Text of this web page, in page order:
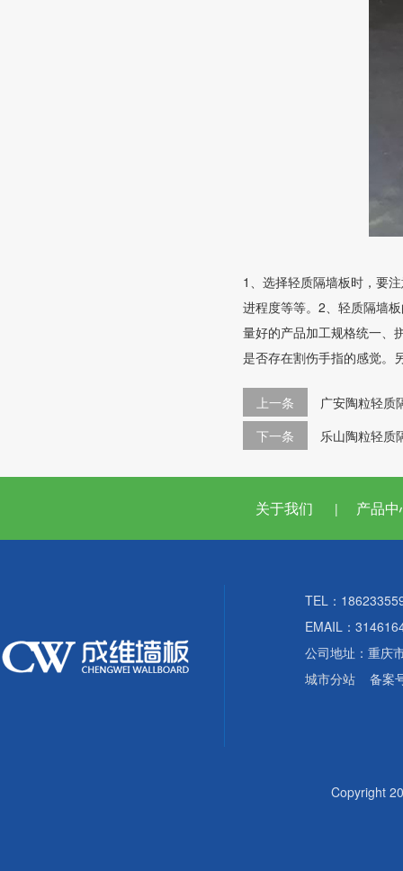
1、选择轻质隔墙板时，要
进程度等等。2、轻质隔墙
量好的产品加工规格统一、
是否存在割伤手指的感觉。
上一条
广安陶粒轻质
下一条
乐山陶粒轻质
关于我们 | 产品
TEL：
EMAIL：
公司地址：重庆
城市分站 备案
Copyright